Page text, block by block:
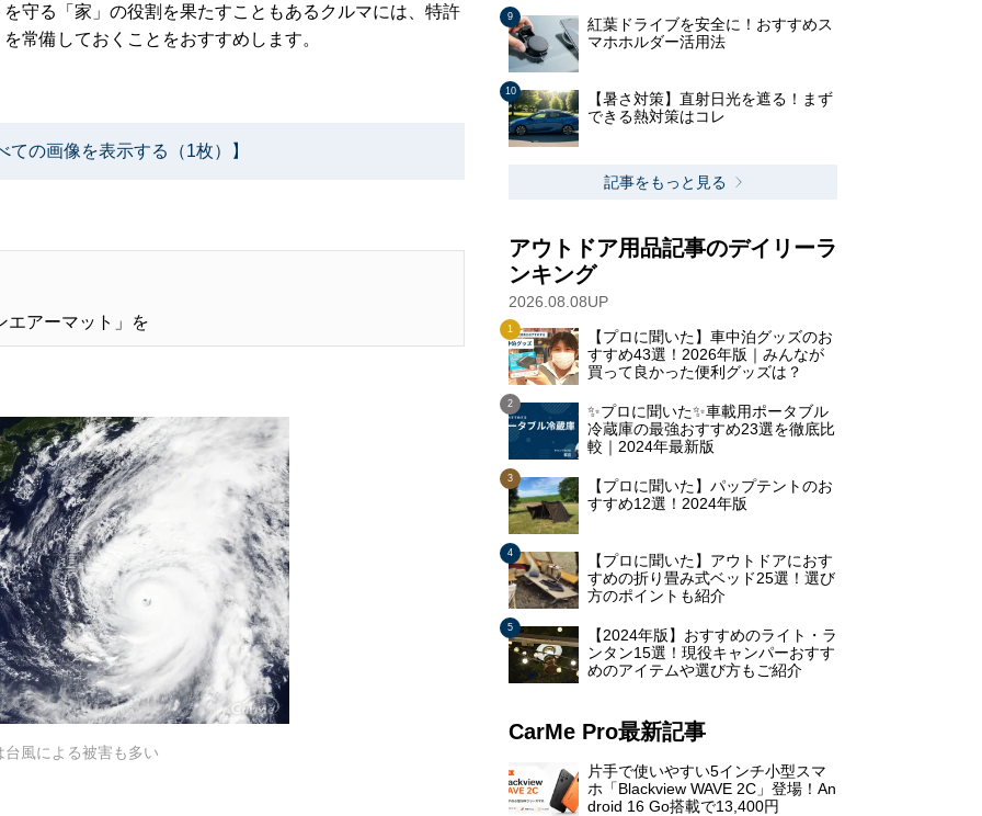
守る「家」の役割を果たすこともあるクルマには、特許
を常備しておくことをおすすめします。
ての画像を表示する（1枚）】
エアーマット」を
台風による被害も多い
紅葉ドライブを安全に！おすすめス
マホホルダー活用法
【暑さ対策】直射日光を遮る！まず
できる熱対策はコレ
記事をもっと見る
アウトドア用品記事のデイリーラ
ンキング
2026.08.08UP
【プロに聞いた】車中泊グッズのお
すすめ43選！2026年版｜みんなが
買って良かった便利グッズは？
✨プロに聞いた✨車載用ポータブル
冷蔵庫の最強おすすめ23選を徹底比
較｜2024年最新版
【プロに聞いた】パップテントのお
すすめ12選！2024年版
【プロに聞いた】アウトドアにおす
すめの折り畳み式ベッド25選！選び
方のポイントも紹介
【2024年版】おすすめのライト・ラ
ンタン15選！現役キャンパーおすす
めのアイテムや選び方もご紹介
CarMe Pro最新記事
片手で使いやすい5インチ小型スマ
ホ「Blackview WAVE 2C」登場！An
droid 16 Go搭載で13,400円